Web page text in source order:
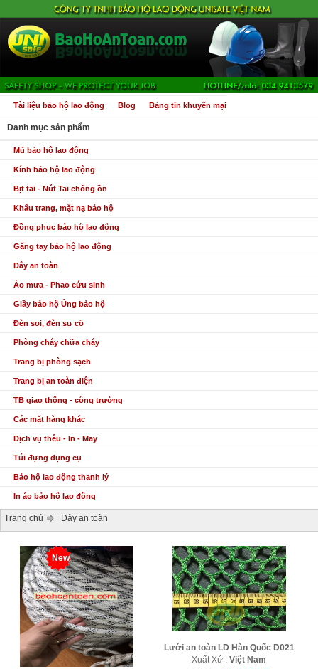
Tài liệu bảo hộ lao động Blog Bảng tin khuyến mại
Danh mục sản phẩm
Mũ bảo hộ lao động
Kính bảo hộ lao động
Bịt tai - Nút Tai chống ồn
Khẩu trang, mặt nạ bảo hộ
Đồng phục bảo hộ lao động
Găng tay bảo hộ lao động
Dây an toàn
Áo mưa - Phao cứu sinh
Giầy bảo hộ Ủng bảo hộ
Đèn soi, đèn sự cố
Phòng cháy chữa cháy
Trang bị phòng sạch
Trang bị an toàn điện
TB giao thông - công trường
Các mặt hàng khác
Dịch vụ thêu - In - May
Túi đựng dụng cụ
Bảo hộ lao động thanh lý
In áo bảo hộ lao động
Trang chủ Dây an toàn
New
Lưới an toàn LD Hàn Quốc D021
Xuất Xứ :Việt Nam